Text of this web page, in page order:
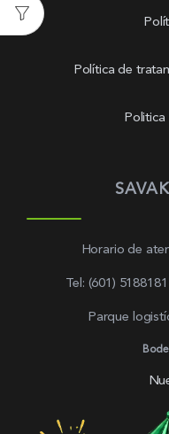
Política de
Politica
Horario de
Tel: (601)
Parque